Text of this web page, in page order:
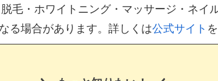
毛・ホワイトニング・マッサージ・ネイ
る場合があります。詳しくは公式サイト